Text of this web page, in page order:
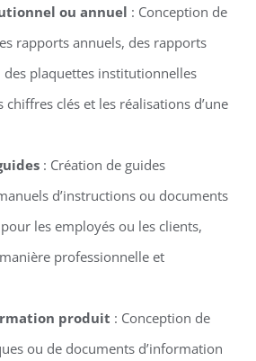
ou annuel : Conception de
rapports annuels, des rapports
des plaquettes institutionnelles
chiffres clés et les réalisations d’une
: Création de guides
d’instructions ou documents
les employés ou les clients,
professionnelle et
produit : Conception de
ou de documents d’information